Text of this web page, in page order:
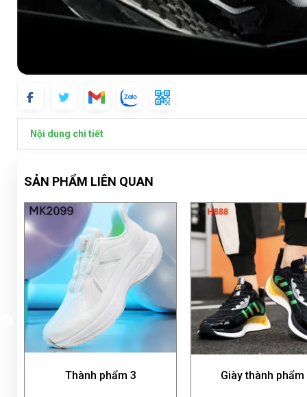
Nội dung chi tiết
SẢN PHẨM LIÊN QUAN
Giày thành phẩm 3 Giày